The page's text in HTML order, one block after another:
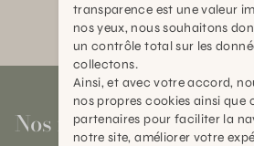
Nos magasins
transparence est une valeur
nos yeux, nous souhaitons
un contrôle total sur les
collectons.
Ainsi, et avec votre accord,
nos propres cookies ainsi que
partenaires pour faciliter la
notre site, améliorer votre